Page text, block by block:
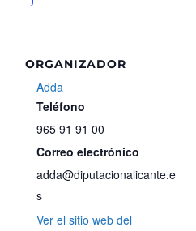
ORGANIZADOR
Adda
Teléfono
965 91 91 00
Correo electrónico
adda@diputacionalicante.e
s
Ver el sitio web del